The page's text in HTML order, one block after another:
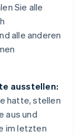
Sie alle
alle anderen
ausstellen:
hatte, stellen
aus und
im letzten